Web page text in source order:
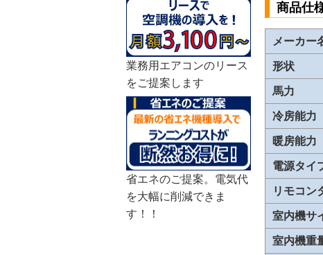
業務用エアコンのリース
をご提案します
省エネのご提案。電気代
を大幅に削減できま
す！！
商品仕
メーカー
形状
馬力
冷房能力
暖房能力
電源タイ
リモコン
室内機サ
室内機重